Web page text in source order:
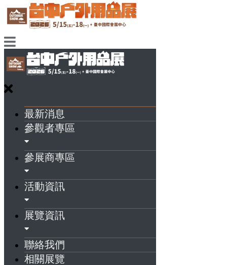
最新消息
參觀者專區
參展商專區
活動資訊
展覽資訊
聯絡我們
相關展覽